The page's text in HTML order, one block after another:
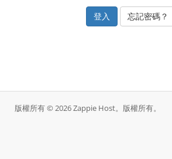
忘記密碼？
版權所有 © 2026 Zappie Host。版權所有。